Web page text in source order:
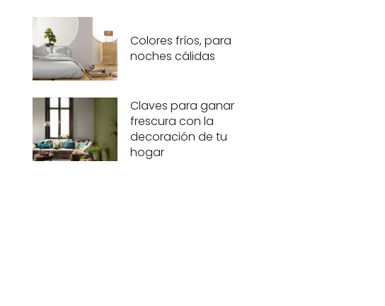
Colores fríos, para
noches cálidas
Claves para ganar
frescura con la
decoración de tu
hogar